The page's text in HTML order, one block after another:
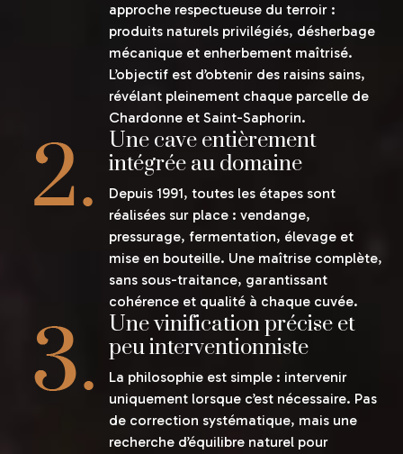
approche respectueuse du terroir :
produits naturels privilégiés, désherbage
mécanique et enherbement maîtrisé.
L’objectif est d’obtenir des raisins sains,
révélant pleinement chaque parcelle de
Chardonne et Saint-Saphorin.
Une cave entièrement
intégrée au domaine
Depuis 1991, toutes les étapes sont
réalisées sur place : vendange,
pressurage, fermentation, élevage et
mise en bouteille. Une maîtrise complète,
sans sous-traitance, garantissant
cohérence et qualité à chaque cuvée.
Une vinification précise et
peu interventionniste
La philosophie est simple : intervenir
uniquement lorsque c’est nécessaire. Pas
de correction systématique, mais une
recherche d’équilibre naturel pour